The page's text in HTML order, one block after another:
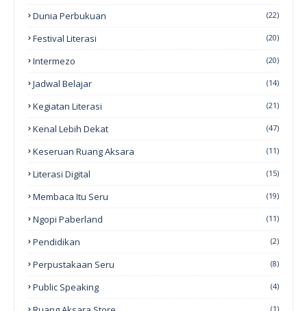
Dunia Perbukuan (22)
Festival Literasi (20)
Intermezo (20)
Jadwal Belajar (14)
Kegiatan Literasi (21)
Kenal Lebih Dekat (47)
Keseruan Ruang Aksara (11)
Literasi Digital (15)
Membaca Itu Seru (19)
Ngopi Paberland (11)
Pendidikan (2)
Perpustakaan Seru (8)
Public Speaking (4)
(1)